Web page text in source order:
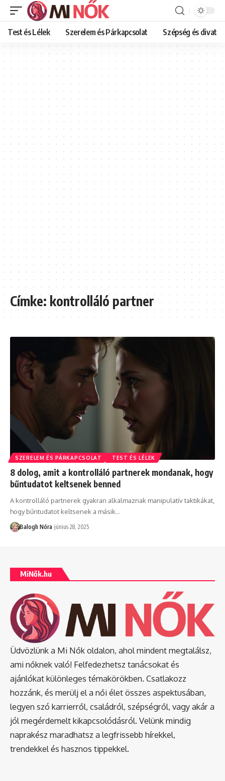
Test és Lélek Szerelem és Párkapcsolat Szépség és divat
Címke:kontrolláló partner
SZERELEM ÉS PÁRKAPCSOLAT TEST ÉS LÉLEK
8 dolog, amit a kontrolláló partnerek mondanak, hogy
bűntudatot keltsenek benned
A kontrolláló partnerek gyakran alkalmaznak manipulatív taktikákat,
hogy bűntudatot keltsenek a másik…
Balogh Nóra június 28, 2025
MiNők.hu
Üdvözlünk a Mi Nők oldalon, ahol mindent megtalálsz,
ami nőknek való! Felfedezhetsz tanácsokat és
ajánlókat különleges témakörökben. Csatlakozz
hozzánk, és merülj el a női élet összes aspektusában,
legyen szó karrierről, családról, szépségről, vagy akár a
jól megérdemelt kikapcsolódásról. Velünk mindig
naprakész maradhatsz a legfrissebb hírekkel,
trendekkel és hasznos tippekkel.